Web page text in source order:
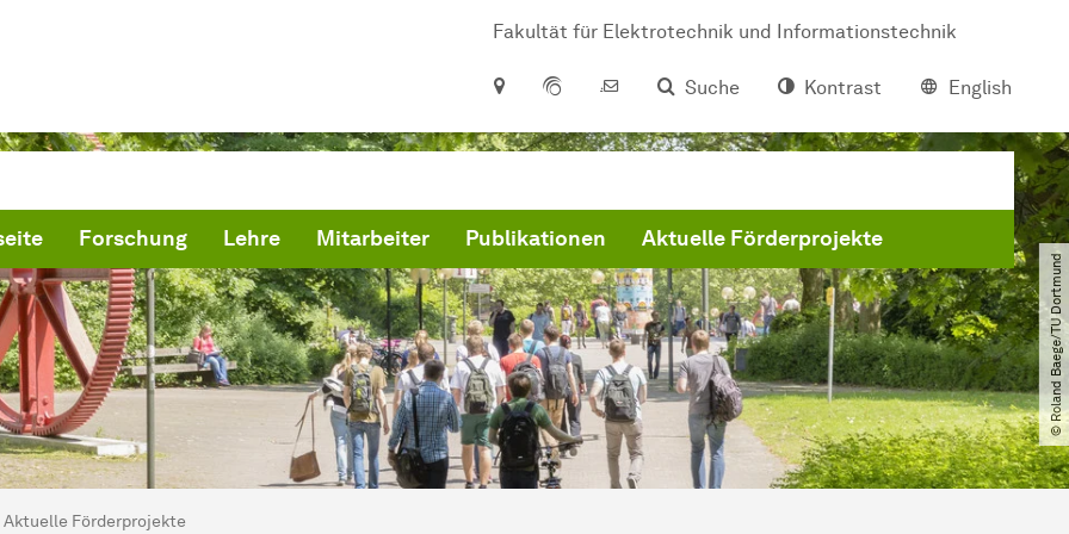
Fakultät für Elektrotechnik und Informationstechnik
Suche
Kontrast English
Forschung Lehre Mitarbeiter Publikationen Aktuelle Förderprojekte
© Roland Baege​/​TU Dortmund
hier:
Aktuelle Förderprojekte